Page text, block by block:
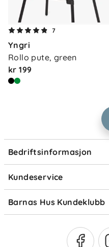
7
Yngri
Rollo pute, green
kr 199
Bedriftsinformasjon
Om oss
Våre butikker
Vårt samfunnsansvar
Jobbe i Barnas Hus
Størrelsesguider
Kundeservice
Kontakt oss
Frakt og levering
Retur og reklamasjon
Salgsbetingelser
Ofte stilte spørsmål
Om Klarna
Barnas Hus Kundeklubb
Medlemsvilkår